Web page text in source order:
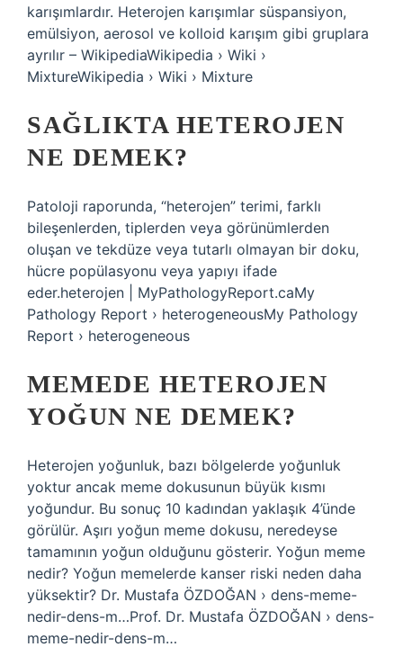
karışımlardır. Heterojen karışımlar süspansiyon,
emülsiyon, aerosol ve kolloid karışım gibi gruplara
ayrılır – WikipediaWikipedia › Wiki ›
MixtureWikipedia › Wiki › Mixture
SAĞLIKTA HETEROJEN
NE DEMEK?
Patoloji raporunda, “heterojen” terimi, farklı
bileşenlerden, tiplerden veya görünümlerden
oluşan ve tekdüze veya tutarlı olmayan bir doku,
hücre popülasyonu veya yapıyı ifade
eder.heterojen | MyPathologyReport.caMy
Pathology Report › heterogeneousMy Pathology
Report › heterogeneous
MEMEDE HETEROJEN
YOĞUN NE DEMEK?
Heterojen yoğunluk, bazı bölgelerde yoğunluk
yoktur ancak meme dokusunun büyük kısmı
yoğundur. Bu sonuç 10 kadından yaklaşık 4’ünde
görülür. Aşırı yoğun meme dokusu, neredeyse
tamamının yoğun olduğunu gösterir. Yoğun meme
nedir? Yoğun memelerde kanser riski neden daha
yüksektir? Dr. Mustafa ÖZDOĞAN › dens-meme-
nedir-dens-m…Prof. Dr. Mustafa ÖZDOĞAN › dens-
meme-nedir-dens-m…